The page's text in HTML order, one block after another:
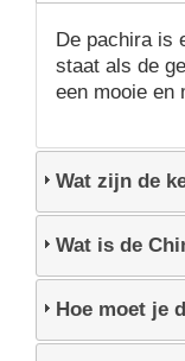
De pachira is
staat als de
een mooie en
Wat zijn de
Wat is de
Hoe moet je